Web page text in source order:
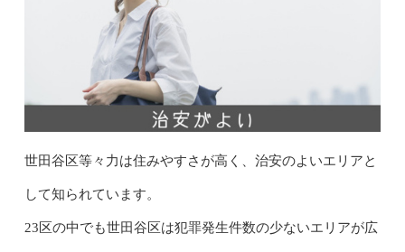
世田谷区等々力は住みやすさが高く、治安のよいエリアと
して知られています。
23区の中でも世田谷区は犯罪発生件数の少ないエリアが広